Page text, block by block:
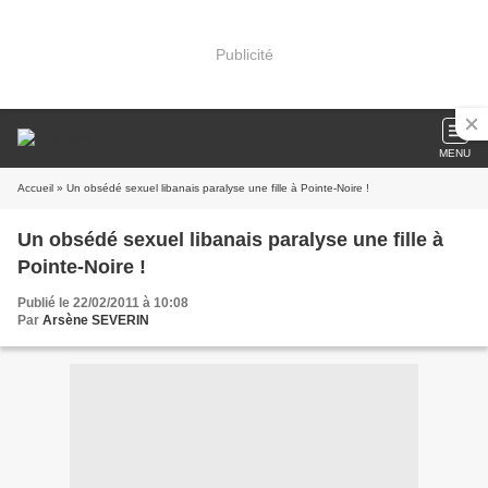
Publicité
MENU
Accueil » Un obsédé sexuel libanais paralyse une fille à Pointe-Noire !
Un obsédé sexuel libanais paralyse une fille à
Pointe-Noire !
Publié le 22/02/2011 à 10:08
Par Arsène SEVERIN